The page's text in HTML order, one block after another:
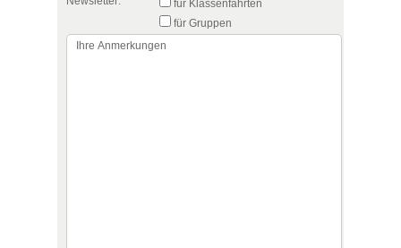
für Klassenfahrten
für Gruppen